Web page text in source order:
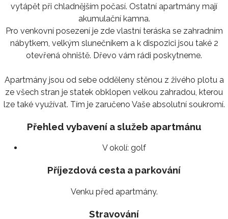
vytápět při chladnějším počasí. Ostatní apartmány mají
akumulační kamna.
Pro venkovní posezení je zde vlastní teráska se zahradním
nábytkem, velkým slunečníkem a k dispozici jsou také 2
otevřená ohniště. Dřevo vám rádi poskytneme.
Apartmány jsou od sebe odděleny stěnou z živého plotu a
ze všech stran je statek obklopen velkou zahradou, kterou
lze také využívat. Tím je zaručeno Vaše absolutní soukromí.
Přehled vybavení a služeb apartmánu
V okolí: golf
Příjezdová cesta a parkování
Venku před apartmány.
Stravování